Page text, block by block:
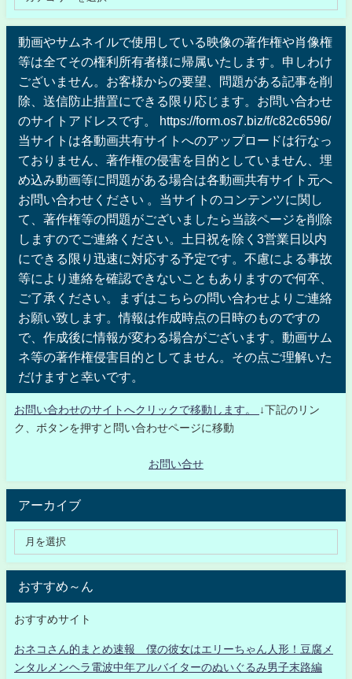
動画やサムネイルで使用している映像の著作権や肖像権
等は全てその権利所有者様に帰属いたします。申しわけ
ございません。お客様からの要望、問題がある記事を削
除、送信防止措置にできる限り応じます。お問い合わせ
のサイトアドレスです。 https://form.os7.biz/f/c82c6596/
当サイトは各動画共有サイトへのアップロードは行なっ
ておりません、著作権の侵害を目的としていません、埋
め込み動画等に問題がある場合は各動画共有サイト元へ
お問い合わせください 。当サイトのコンテンツに関し
て、著作権等の問題がございましたら当該ページを削除
しますのでご連絡ください。土日祝を除く3営業日以内
にできる限り迅速に対応する予定です。不慮による事故
等により連絡を確認できないこともありますので何卒、
ご了承ください。まずはこちらの問い合わせよりご連絡
お願い致します。情報は作成時点の日時のものですの
で、作成後に情報が変わる場合がございます。動画サム
ネ等の著作権侵害目的としてません。その点ご理解いた
だけますと幸いです。
お問い合わせのサイトへクリックで移動します。
↓下記のリン
ク、ボタンを押すと問い合わせページに移動
お問い合せ
アーカイブ
おすすめ～ん
おすすめサイト
おネコさん的まとめ速報 僕の彼女はエリーちゃん人形！豆腐メ
ンタルメンヘラ電波中年アルバイターのぬいぐるみ男子末路編